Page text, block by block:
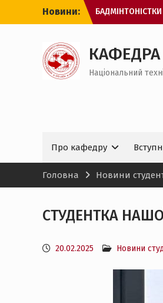
Новини:
ПРИЗЕРКИ
ОНЛАЙН-
МАГІСТРАТУРИ
ЗАХІД ДЛЯ
КАФЕДРА
Національний
Про кафедру
Головна Новини
СТУДЕНТКА
20.02.2025 Новини